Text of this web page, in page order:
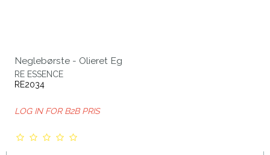
Neglebørste - Olieret Eg
RE ESSENCE
RE2034
LOG IN FOR B2B PRIS